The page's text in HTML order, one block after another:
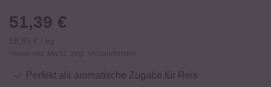
51,39 €
Perfekt als aromatische Zugabe für Reis